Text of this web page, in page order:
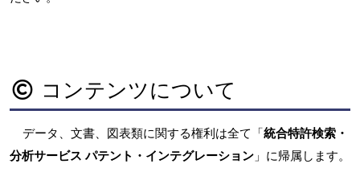
コンテンツについて
データ、文書、図表類に関する権利は全て「統合特許検索・
分析サービス パテント・インテグレーション 」に帰属します。